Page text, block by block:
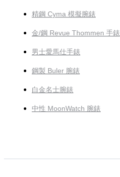
精鋼 Cyma 模擬腕錶
金/鋼 Revue Thommen 手錶
男士愛馬仕手錶
鋼製 Buler 腕錶
白金名士腕錶
中性 MoonWatch 腕錶